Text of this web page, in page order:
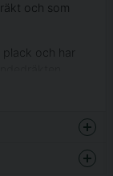
och som
och har
och är